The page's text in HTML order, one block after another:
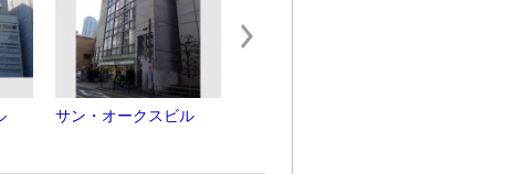
サン・オークスビル